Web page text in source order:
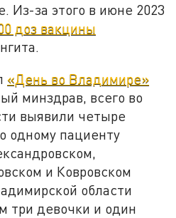
Из-за этого в июне 2023
доз вакцины
«День во Владимире»
минздрав, всего во
выявили четыре
одному пациенту
и Ковровском
области
три девочки и один